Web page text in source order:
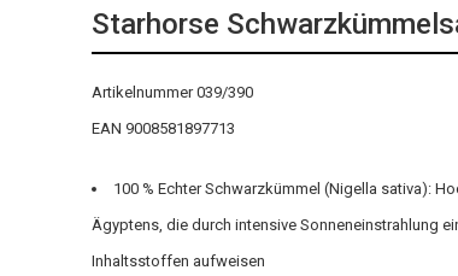
Starhorse
Artikelnummer 039/390
EAN 9008581897713
100 % Echter Schwarzkümmel (Nigella sativa):
Ägyptens, die durch intensive Sonneneinstrahlung
Inhaltsstoffen aufweisen